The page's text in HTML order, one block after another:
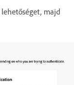
lehetőséget, majd